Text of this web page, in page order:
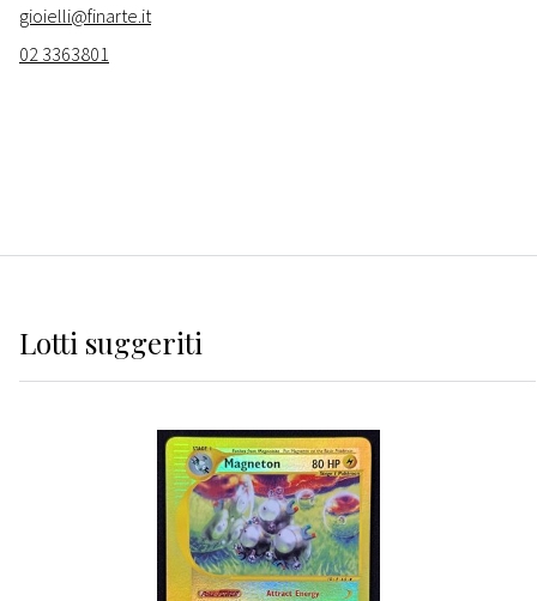
gioielli@finarte.it
02 3363801
Lotti suggeriti